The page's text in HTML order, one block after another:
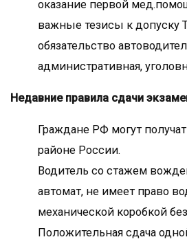
оказание первой
важные тезисы к допуску
обязательство
административная,
Недавние правила сдачи
Граждане РФ могут
районе России.
Водитель со стажем
автомат, не имеет право
механической коробкой
Положительная сдача